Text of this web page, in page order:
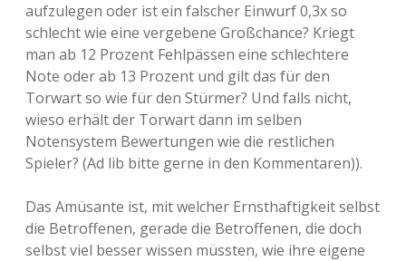
aufzulegen oder ist ein falscher Einwurf 0,3x so
schlecht wie eine vergebene Großchance? Kriegt
man ab 12 Prozent Fehlpässen eine schlechtere
Note oder ab 13 Prozent und gilt das für den
Torwart so wie für den Stürmer? Und falls nicht,
wieso erhält der Torwart dann im selben
Notensystem Bewertungen wie die restlichen
Spieler? (Ad lib bitte gerne in den Kommentaren)).
Das Amüsante ist, mit welcher Ernsthaftigkeit selbst
die Betroffenen, gerade die Betroffenen, die doch
selbst viel besser wissen müssten, wie ihre eigene